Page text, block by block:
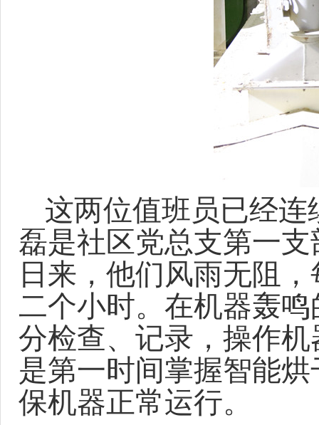
这两位值班员已经
磊是社区党总支第一
日来，他们风雨无阻
二个小时。在机器轰
分检查、记录，操作
是第一时间掌握智能
保机器正常运行。